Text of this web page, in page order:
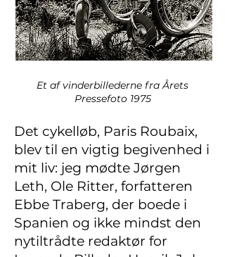
Et af vinderbillederne fra Årets
Pressefoto 1975
Det cykelløb, Paris Roubaix,
blev til en vigtig begivenhed i
mit liv: jeg mødte Jørgen
Leth, Ole Ritter, forfatteren
Ebbe Traberg, der boede i
Spanien og ikke mindst den
nytiltrådte redaktør for